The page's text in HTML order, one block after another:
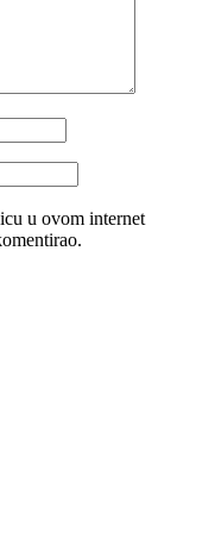
u ovom internet